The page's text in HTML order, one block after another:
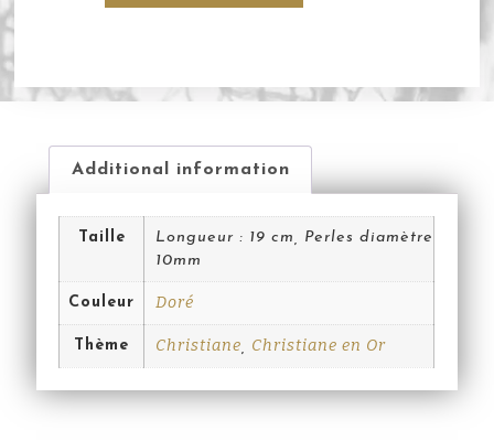
Additional information
Taille
Longueur : 19 cm, Perles diamètre
10mm
Couleur Doré
Thème Christiane Christiane en Or